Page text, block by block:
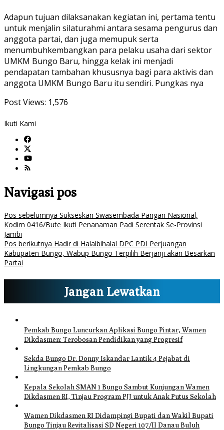
Adapun tujuan dilaksanakan kegiatan ini, pertama tentu
untuk menjalin silaturahmi antara sesama pengurus dan
anggota partai, dan juga memupuk serta
menumbuhkembangkan para pelaku usaha dari sektor
UMKM Bungo Baru, hingga kelak ini menjadi
pendapatan tambahan khususnya bagi para aktivis dan
anggota UMKM Bungo Baru itu sendiri. Pungkas nya
Post Views: 1,576
Ikuti Kami
Navigasi pos
Pos sebelumnya Sukseskan Swasembada Pangan Nasional,
Kodim 0416/Bute Ikuti Penanaman Padi Serentak Se-Provinsi
Jambi
Pos berikutnya Hadir di Halalbihalal DPC PDI Perjuangan
Kabupaten Bungo, Wabup Bungo Terpilih Berjanji akan Besarkan
Partai
Jangan Lewatkan
Pemkab Bungo Luncurkan Aplikasi Bungo Pintar, Wamen
Dikdasmen: Terobosan Pendidikan yang Progresif
Sekda Bungo Dr. Donny Iskandar Lantik 4 Pejabat di
Lingkungan Pemkab Bungo
Kepala Sekolah SMAN 1 Bungo Sambut Kunjungan Wamen
Dikdasmen RI, Tinjau Program PJJ untuk Anak Putus Sekolah
Wamen Dikdasmen RI Didampingi Bupati dan Wakil Bupati
Bungo Tinjau Revitalisasi SD Negeri 107/II Danau Buluh